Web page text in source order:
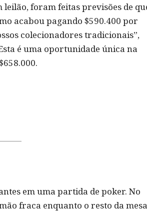
leilão, foram feitas previsões de
acabou pagando $590.400 por
colecionadores tradicionais”,
é uma oportunidade única na
em uma partida de poker. No
fraca enquanto o resto da mesa